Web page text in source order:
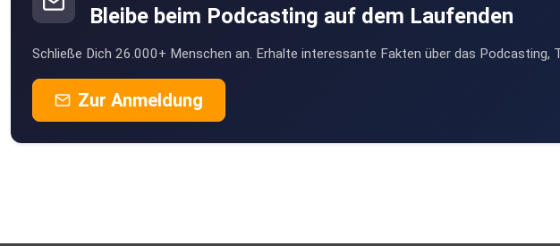
Bleibe beim Podcasting auf dem Laufenden
Schließe Dich 26.000+ Menschen an. Erhalte interessante Fakten über das Podcasting,
Zur Anmeldung